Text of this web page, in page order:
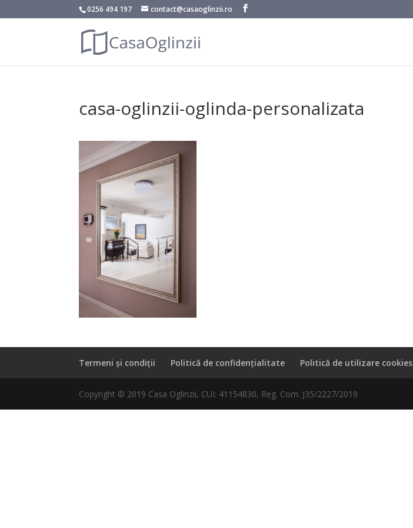
0256 494 197 contact@casaoglinzii.ro
casa-oglinzii-oglinda-personalizata
Termeni și condiții Politică de confidențialitate Politică de utilizare cookies
Copyright © 2019 Casa Oglinzii, CUI: 41154830, Reg. Com. J35/2227/2019